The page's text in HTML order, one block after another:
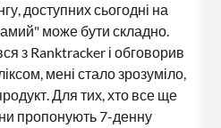
доступних сьогодні на
може бути складно.
з Ranktracker і обговорив
мені стало зрозуміло,
Для тих, хто все ще
пропонують 7-денну